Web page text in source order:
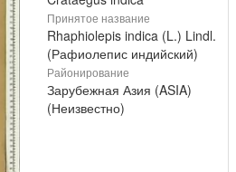
Принятое название
Rhaphiolepis indica (L.) Lindl.
(Рафиолепис индийский)
Районирование
Зарубежная Азия (ASIA)
(Неизвестно)